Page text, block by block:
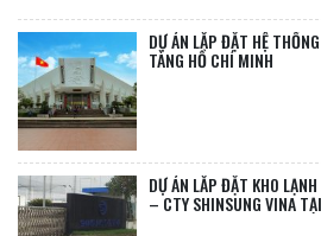
DỰ ÁN LẮP ĐẶT HỆ
TÀNG HỒ CHÍ MINH
DỰ ÁN LẮP ĐẶT KHO
– CTY SHINSUNG VINA